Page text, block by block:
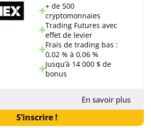
+ de 500
cryptomonnaies
Trading Futures avec
effet de levier
Frais de trading bas :
0,02 % à 0,06 %
Jusqu’à 14 000 $ de
bonus
En savoir plus
S’inscrire !